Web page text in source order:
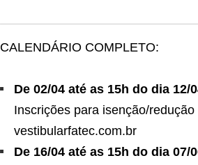
CALENDÁRIO COMPLETO:
De 02/04 até as 15h do dia 12/
Inscrições para isenção/
vestibularfatec.com.br
De 16/04 até as 15h do dia 07/